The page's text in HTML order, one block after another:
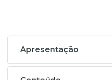
Apresentação